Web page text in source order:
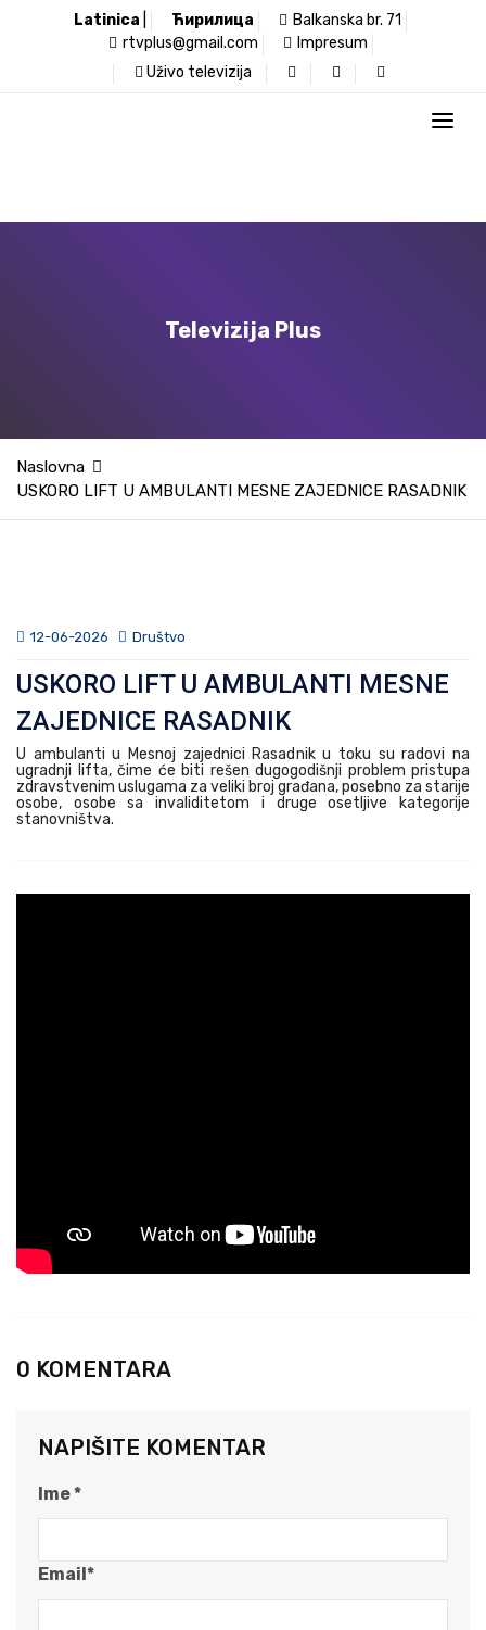
Latinica Ћирилица
Balkanska br. 71
rtvplus@gmail.com
Impresum
Uživo televizija
Televizija Plus
Naslovna
USKORO LIFT U AMBULANTI MESNE ZAJEDNICE RASADNIK
12-06-2026 Društvo
USKORO LIFT U AMBULANTI MESNE
ZAJEDNICE RASADNIK
U ambulanti u Mesnoj zajednici Rasadnik u toku su radovi na
ugradnji lifta, čime će biti rešen dugogodišnji problem pristupa
zdravstvenim uslugama za veliki broj građana, posebno za starije
osobe, osobe sa invaliditetom i druge osetljive kategorije
stanovništva.
0 KOMENTARA
NAPIŠITE KOMENTAR
Ime *
Email*